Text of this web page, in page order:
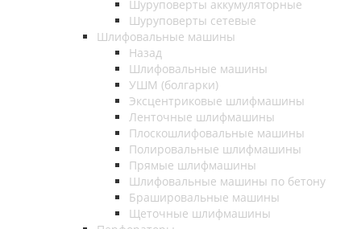
Шуруповерты аккумуляторные
Шуруповерты сетевые
Шлифовальные машины
Назад
Шлифовальные машины
УШМ (болгарки)
Эксцентриковые шлифмашины
Ленточные шлифмашины
Плоскошлифовальные машины
Полировальные шлифмашины
Прямые шлифмашины
Шлифовальные машины по бетону
Брашировальные машины
Щеточные шлифмашины